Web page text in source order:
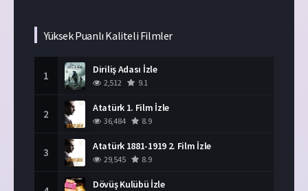
Yüksek Puanlı Kaliteli Filmler
1 Diriliş Adası İzle
2,512 9.1
2 Atatürk 1. Film İzle
36,484 8.9
3 Atatürk 1881-1919 2. Film İzle
29,545 8.9
Dövüş Kulübü İzle